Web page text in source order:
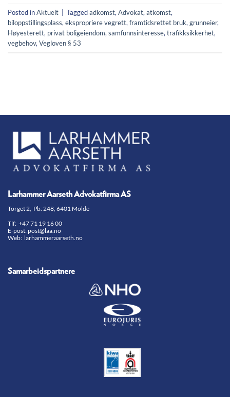
Posted inAktuelt Taggedadkomst, Advokat, atkomst,
biloppstillingsplass, ekspropriere vegrett, framtidsrettet bruk, grunneier,
Høyesterett, privat boligeiendom, samfunnsinteresse, trafikksikkerhet,
vegbehov, Vegloven § 53
Larhammer Aarseth Advokatfirma AS
Torget 2, Pb. 248, 6401 Molde
Tlf: +47 71 19 16 00
E-post:post@laa.no
Web: larhammeraarseth.no
Samarbeidspartnere